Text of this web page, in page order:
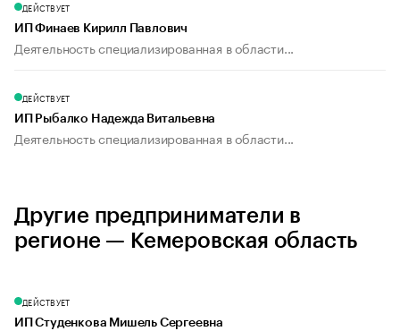
ДЕЙСТВУЕТ
ИП Финаев Кирилл Павлович
Деятельность специализированная в области...
ДЕЙСТВУЕТ
ИП Рыбалко Надежда Витальевна
Деятельность специализированная в области...
Другие предприниматели в
регионе — Кемеровская область
ДЕЙСТВУЕТ
ИП Студенкова Мишель Сергеевна